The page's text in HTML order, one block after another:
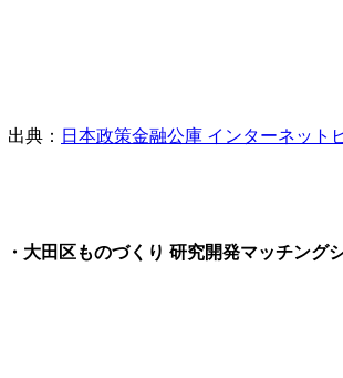
出典： 日本政策金融公庫 インターネット
・大田区ものづくり 研究開発マッチング